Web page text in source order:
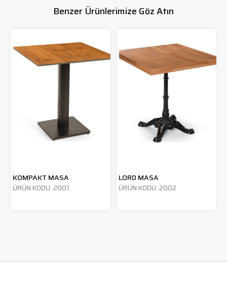
Benzer Ürünlerimize Göz Atın
KOMPAKT MASA
ÜRÜN KODU: 2001
LORD MASA
ÜRÜN KODU: 2002